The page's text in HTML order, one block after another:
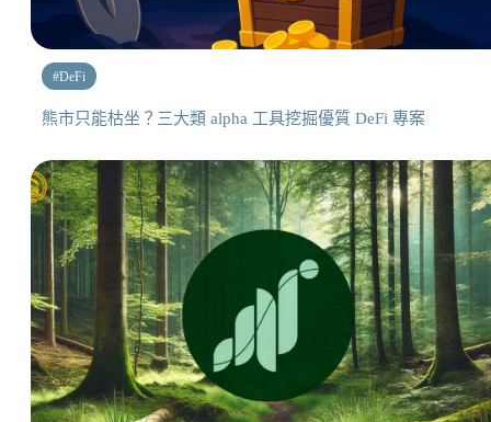
#DeFi
熊市只能枯坐？三大類 alpha 工具挖掘優質 DeFi 專案